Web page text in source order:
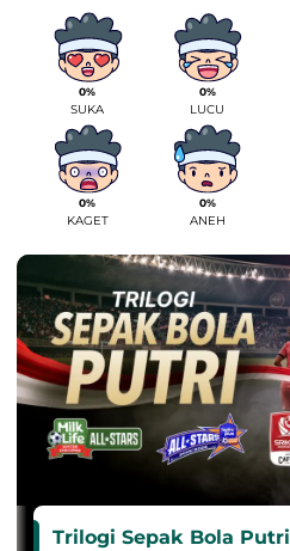
0%
SUKA
0%
LUCU
0%
KAGET
0%
ANEH
Trilogi Sepak Bola Putri